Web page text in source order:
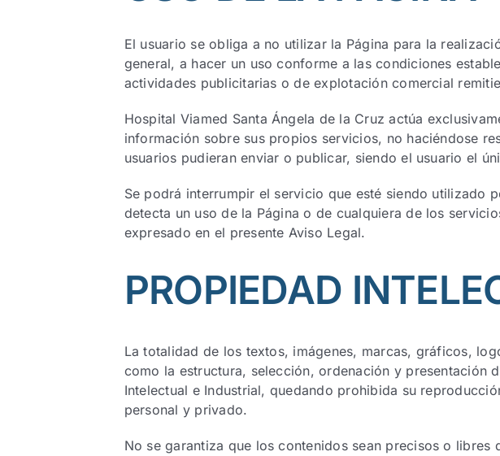
El usuario se obliga a no utilizar la Página para la
general, a hacer un uso conforme a las condiciones
actividades publicitarias o de explotación comercial
Hospital Viamed Santa Ángela de la Cruz actúa
información sobre sus propios servicios, no haciéndose
usuarios pudieran enviar o publicar, siendo el usuario el
Se podrá interrumpir el servicio que esté siendo utilizado
detecta un uso de la Página o de cualquiera de los
expresado en el presente Aviso Legal.
PROPIEDAD
La totalidad de los textos, imágenes, marcas, gráficos,
como la estructura, selección, ordenación y presentación
Intelectual e Industrial, quedando prohibida su
personal y privado.
No se garantiza que los contenidos sean precisos o